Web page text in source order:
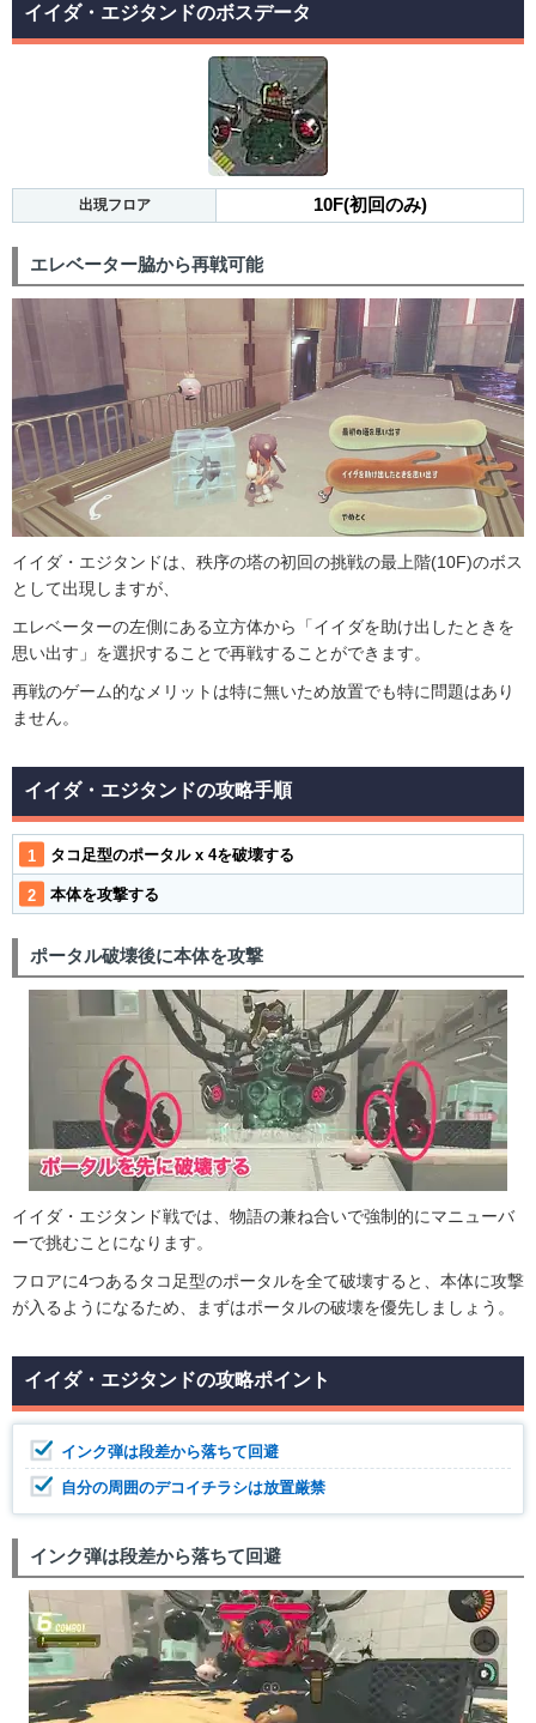
イイダ・エジタンドのボスデータ
出現フロア 10F(初回のみ)
エレベーター脇から再戦可能
イイダ・エジタンドは、秩序の塔の初回の挑戦の最上階(10F)のボス
として出現しますが、
エレベーターの左側にある立方体から「イイダを助け出したときを
思い出す」を選択することで再戦することができます。
再戦のゲーム的なメリットは特に無いため放置でも特に問題はあり
ません。
イイダ・エジタンドの攻略手順
タコ足型のポータル x 4を破壊する
本体を攻撃する
ポータル破壊後に本体を攻撃
イイダ・エジタンド戦では、物語の兼ね合いで強制的にマニューバ
ーで挑むことになります。
フロアに4つあるタコ足型のポータルを全て破壊すると、本体に攻撃
が入るようになるため、まずはポータルの破壊を優先しましょう。
イイダ・エジタンドの攻略ポイント
インク弾は段差から落ちて回避
自分の周囲のデコイチラシは放置厳禁
インク弾は段差から落ちて回避